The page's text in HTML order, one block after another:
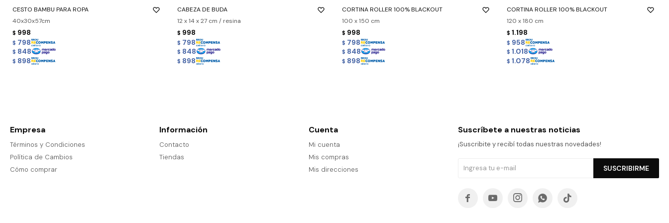
CESTO BAMBU PARA ROPA
40x30x57cm
$ 998
$ 798
$ 848
$ 898
CABEZA DE BUDA
12 x 14 x 27 cm / resina
$ 998
$ 798
$ 848
$ 898
CORTINA ROLLER 100% BLACKOUT
100 x 150 cm
$ 998
$ 798
$ 848
$ 898
CORTINA ROLLER 100% BLACKOUT
120 x 180 cm
$ 1.198
$ 958
$ 1.018
$ 1.078
Empresa
Términos y Condiciones
Política de Cambios
Cómo comprar
Información
Contacto
Tiendas
Cuenta
Mi cuenta
Mis compras
Mis direcciones
Suscríbete a nuestras noticias
¡Suscribite y recibí todas nuestras novedades!
SUSCRIBIRME
    